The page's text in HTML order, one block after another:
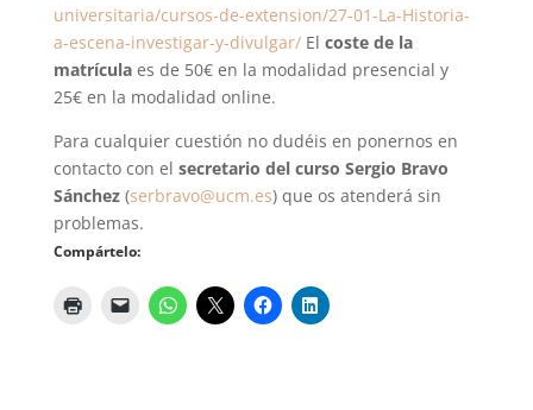
universitaria/cursos-de-extension/27-01-La-Historia-
a-escena-investigar-y-divulgar/El coste de la
matrículaes de 50€ en la modalidad presencial y
25€ en la modalidad online.
Para cualquier cuestión no dudéis en ponernos en
contacto con el secretario del curso Sergio Bravo
Sánchez(serbravo@ucm.es) que os atenderá sin
problemas.
Compártelo: